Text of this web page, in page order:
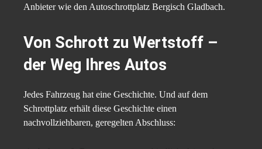
Anbieter wie den Autoschrottplatz Bergisch Gladbach.
Von Schrott zu Wertstoff –
der Weg Ihres Autos
Jedes Fahrzeug hat eine Geschichte. Und auf dem
Schrottplatz erhält diese Geschichte einen
nachvollziehbaren, geregelten Abschluss: